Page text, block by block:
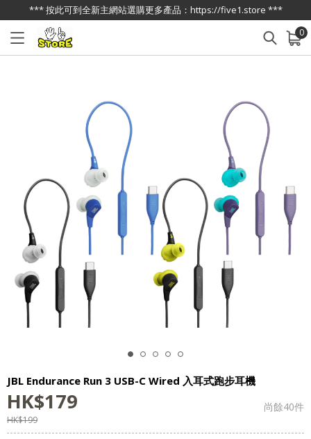
*** 按此可到全新主網站選購更多產品：https://five1.store ***
0
已加入購物車 查看
JBL Endurance Run 3 USB-C Wired 入耳式跑步耳機
HK$179 尚餘40件
HK$199